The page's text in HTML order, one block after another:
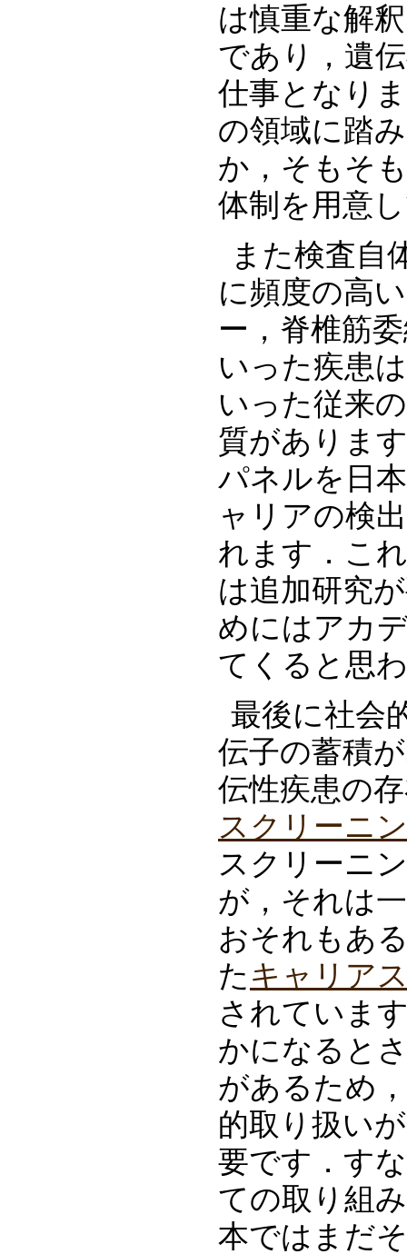
は慎重な解
であり，遺
仕事となり
の領域に踏
か，そもそ
体制を用意
また検査自
に頻度の高
ー，脊椎筋
いった疾患
いった従来
質がありま
パネルを日
ャリアの検
れます．こ
は追加研究
めにはアカ
てくると思
最後に社会
伝子の蓄積
伝性疾患の
スクリーニ
スクリーニ
が，それは
おそれもあ
た キャリア
されていま
かになると
があるため
的取り扱い
要です．す
ての取り組
本ではまだ